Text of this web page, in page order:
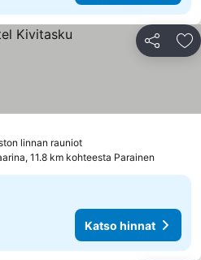
Jaa
linnan rauniot
11.8 km kohteesta Parainen
Katso hinnat